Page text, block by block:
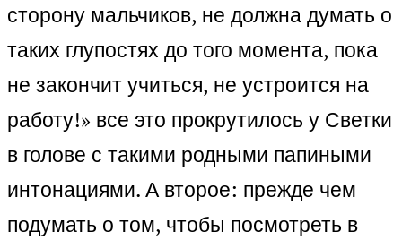
сторону мальчиков, не должна думать о
таких глупостях до того момента, пока
не закончит учиться, не устроится на
работу!» все это прокрутилось у Светки
в голове с такими родными папиными
интонациями. А второе: прежде чем
подумать о том, чтобы посмотреть в